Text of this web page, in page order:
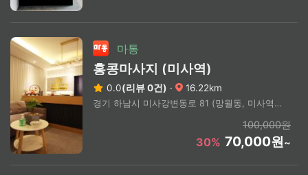
마통
홍콩마사지 (미사역)
0.0(리뷰 0건) · 16.22km
경기 하남시 미사강변동로 81 (망월동, 미사역 큐브앤 타워)
100,000원
30% 70,000원~